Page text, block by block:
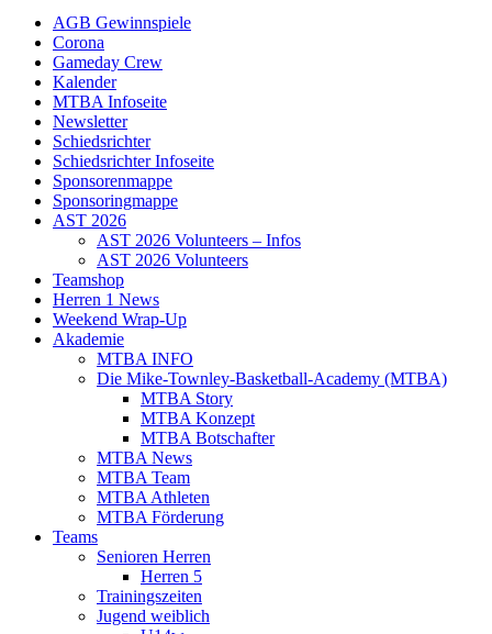
AGB Gewinnspiele
Corona
Gameday Crew
Kalender
MTBA Infoseite
Newsletter
Schiedsrichter
Schiedsrichter Infoseite
Sponsorenmappe
Sponsoringmappe
AST 2026
AST 2026 Volunteers – Infos
AST 2026 Volunteers
Teamshop
Herren 1 News
Weekend Wrap-Up
Akademie
MTBA INFO
Die Mike-Townley-Basketball-Academy (MTBA)
MTBA Story
MTBA Konzept
MTBA Botschafter
MTBA News
MTBA Team
MTBA Athleten
MTBA Förderung
Teams
Senioren Herren
Herren 5
Trainingszeiten
Jugend weiblich